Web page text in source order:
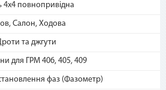
4х4 повнопривідна
Салон, Ходова
та джгути
для ГРМ 406, 405, 409
фаз (Фазометр)